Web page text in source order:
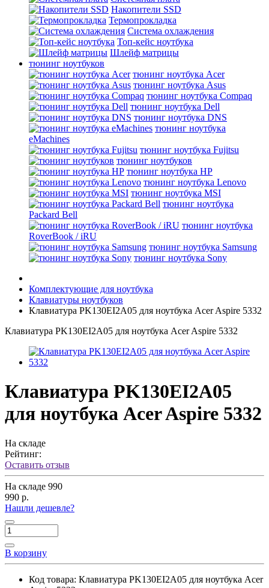
Накопители SSD
Термопрокладка
Система охлаждения
Топ-кейс ноутбука
Шлейф матрицы
тюнинг ноутбуков
тюнинг ноутбука Acer
тюнинг ноутбука Asus
тюнинг ноутбука Compaq
тюнинг ноутбука Dell
тюнинг ноутбука DNS
тюнинг ноутбука
eMachines
тюнинг ноутбука Fujitsu
тюнинг ноутбуков
тюнинг ноутбука HP
тюнинг ноутбука Lenovo
тюнинг ноутбука MSI
тюнинг ноутбука
Packard Bell
тюнинг ноутбука
RoverBook / iRU
тюнинг ноутбука Samsung
тюнинг ноутбука Sony
Комплектующие для ноутбука
Клавиатуры ноутбуков
Клавиатура PK130EI2A05 для ноутбука Acer Aspire 5332
Клавиатура PK130EI2A05 для ноутбука Acer Aspire 5332
Клавиатура PK130EI2A05
для ноутбука Acer Aspire 5332
На складе
Рейтинг:
Оставить отзыв
На складе 990
990 р.
Нашли дешевле?
В корзину
Код товара: Клавиатура PK130EI2A05 для ноутбука Acer